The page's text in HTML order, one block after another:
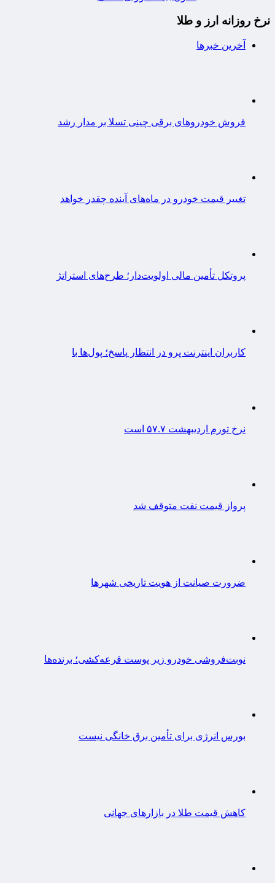
نرخ روزانه ارز و طلا
آخرین خبرها
فروش خودروهای برقی چینی تسلا بر مدار رشد
تغییر قیمت خودرو در ماه‌های آینده چقدر خواهد
پروتکل تأمین مالی اولویت‌دار؛ طرح‌های استراتژ
کاربران اینترنت پرو در انتظار پاسخ؛ پول‌ها با
نرخ تورم اردیبهشت ۵۷.۷ است
پرواز قیمت نفت متوقف شد
ضرورت صیانت از هویت تاریخی شهرها
نوبت‌فروشی خودرو زیر پوست قرعه‌کشی؛ برنده‌ها
بورس انرژی برای تأمین برق خانگی نیست
کاهش قیمت طلا در بازارهای جهانی